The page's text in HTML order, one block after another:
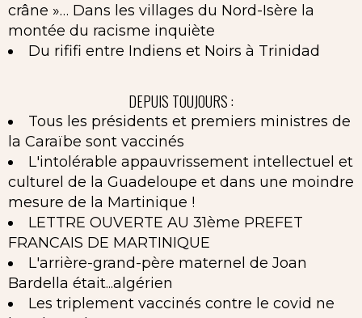
crâne »… Dans les villages du Nord-Isère la
montée du racisme inquiète
Du rififi entre Indiens et Noirs à Trinidad
DEPUIS TOUJOURS :
Tous les présidents et premiers ministres de
la Caraïbe sont vaccinés
L'intolérable appauvrissement intellectuel et
culturel de la Guadeloupe et dans une moindre
mesure de la Martinique !
LETTRE OUVERTE AU 31ème PREFET
FRANCAIS DE MARTINIQUE
L'arrière-grand-père maternel de Joan
Bardella était...algérien
Les triplement vaccinés contre le covid ne